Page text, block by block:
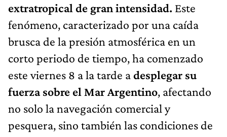
extratropical de gran intensidad. Este
fenómeno, caracterizado por una caída
brusca de la presión atmosférica en un
corto periodo de tiempo, ha comenzado
este viernes 8 a la tarde adesplegar su
fuerza sobre el Mar Argentino, afectando
no solo la navegación comercial y
pesquera, sino también las condiciones de